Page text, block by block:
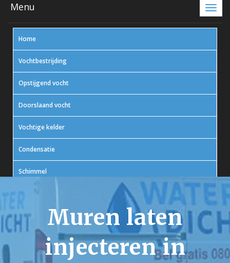
Menu
Home
Vochtbestrijding
Opstijgend vocht
Doorslaand vocht
Vochtige kelder
Condensatie
Schimmel
Contact
Muren laten
injecteren in